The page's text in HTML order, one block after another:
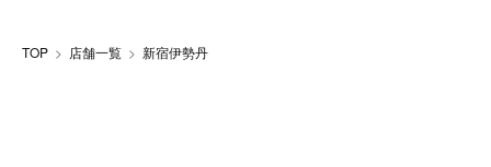
TOP 店舗一覧 新宿伊勢丹